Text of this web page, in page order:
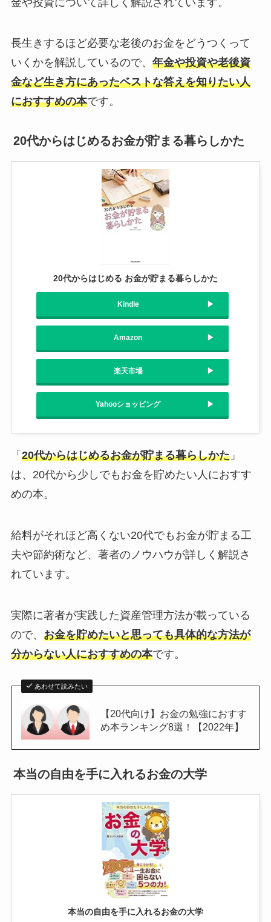
長生きするほど必要な老後のお金をどうつくって
いくかを解説しているので、 年金や投資や老後資
金など生き方にあったベストな答えを知りたい人
におすすめの本です。
20代からはじめるお金が貯まる暮らしかた
20代からはじめる お金が貯まる暮らしかた
Kindle
Amazon
楽天市場
Yahooショッピング
「 20代からはじめるお金が貯まる暮らしかた」
は、20代から少しでもお金を貯めたい人におすす
めの本。
給料がそれほど高くない20代でもお金が貯まる工
夫や節約術など、著者のノウハウが詳しく解説さ
れています。
実際に著者が実践した資産管理方法が載っている
ので、 お金を貯めたいと思っても具体的な方法が
分からない人におすすめの本です。
あわせて読みたい
【20代向け】お金の勉強におすす
め本ランキング8選！【2022年】
本当の自由を手に入れるお金の大学
本当の自由を手に入れるお金の大学